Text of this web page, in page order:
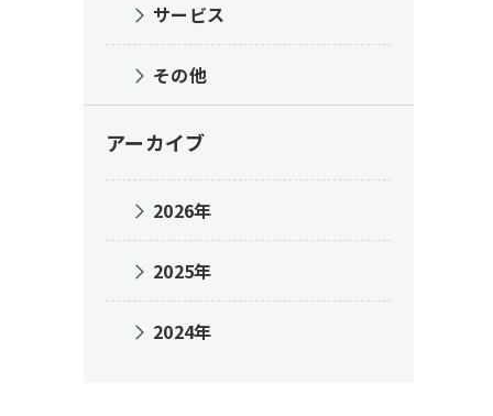
サービス
その他
アーカイブ
2026年
2025年
2024年